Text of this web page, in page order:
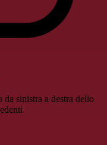
sinistra a destra dello